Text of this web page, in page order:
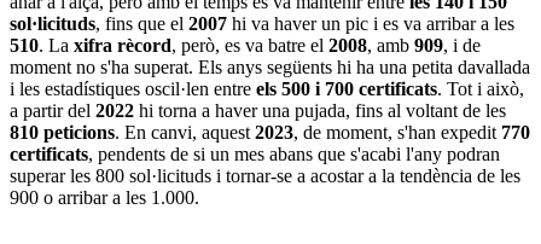
sol·licituds, fins que el 2007 hi va haver un pic i es va arribar a les
510. La xifra rècord, però, es va batre el 2008, amb 909, i de
moment no s'ha superat. Els anys següents hi ha una petita davallada
i les estadístiques oscil·len entre els 500 i 700 certificats. Tot i això,
a partir del 2022 hi torna a haver una pujada, fins al voltant de les
810 peticions. En canvi, aquest 2023, de moment, s'han expedit 770
certificats, pendents de si un mes abans que s'acabi l'any podran
superar les 800 sol·licituds i tornar-se a acostar a la tendència de les
900 o arribar a les 1.000.